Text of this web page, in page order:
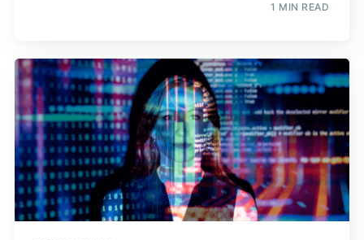
1 MIN READ